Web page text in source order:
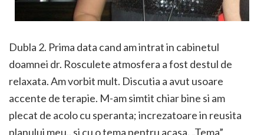
Dubla 2. Prima data cand am intrat in cabinetul
doamnei dr. Rosculete atmosfera a fost destul de
relaxata. Am vorbit mult. Discutia a avut usoare
accente de terapie. M-am simtit chiar bine si am
plecat de acolo cu speranta; increzatoare in reusita
planului meu.. si cu o tema pentru acasa. „Tema”